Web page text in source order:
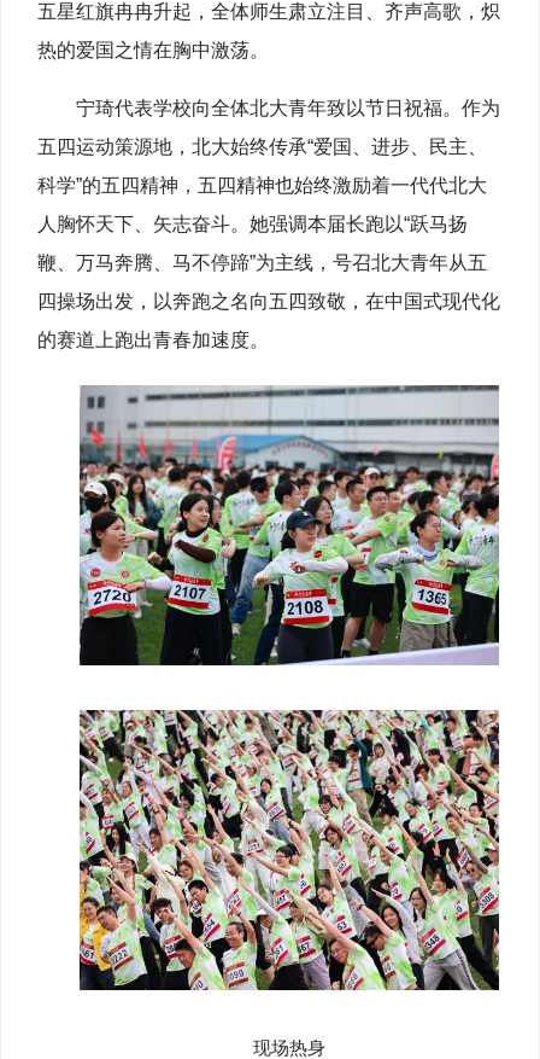
五星红旗冉冉升起，全体师生肃立注目、齐声高歌，炽
热的爱国之情在胸中激荡。
宁琦代表学校向全体北大青年致以节日祝福。作为
五四运动策源地，北大始终传承“爱国、进步、民主、
科学”的五四精神，五四精神也始终激励着一代代北大
人胸怀天下、矢志奋斗。她强调本届长跑以“跃马扬
鞭、万马奔腾、马不停蹄”为主线，号召北大青年从五
四操场出发，以奔跑之名向五四致敬，在中国式现代化
的赛道上跑出青春加速度。
现场热身